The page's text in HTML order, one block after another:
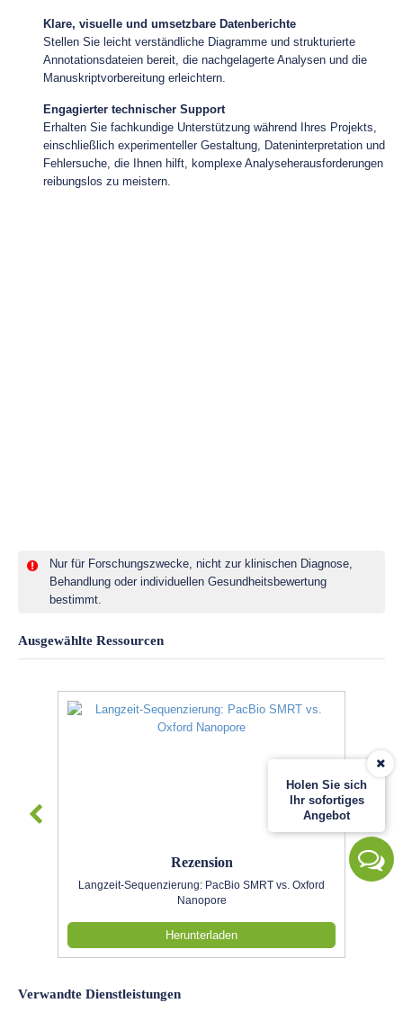
Holen Sie sich
Ihr sofortiges
Angebot
Klare, visuelle und umsetzbare Datenberichte
Stellen Sie leicht verständliche Diagramme und strukturierte
Annotationsdateien bereit, die nachgelagerte Analysen und die
Manuskriptvorbereitung erleichtern.
Engagierter technischer Support
Erhalten Sie fachkundige Unterstützung während Ihres Projekts,
einschließlich experimenteller Gestaltung, Dateninterpretation und
Fehlersuche, die Ihnen hilft, komplexe Analyseherausforderungen
reibungslos zu meistern.
Nur für Forschungszwecke, nicht zur klinischen Diagnose,
Behandlung oder individuellen Gesundheitsbewertung
bestimmt.
Ausgewählte Ressourcen
Rezension
Langzeit-Sequenzierung: PacBio SMRT vs. Oxford
Nanopore
Herunterladen
Verwandte Dienstleistungen